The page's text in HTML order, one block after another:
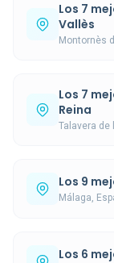
Los 7
Vallès
Montornès
Los 7
Reina
Talavera de
Los 9
Málaga,
Los 6